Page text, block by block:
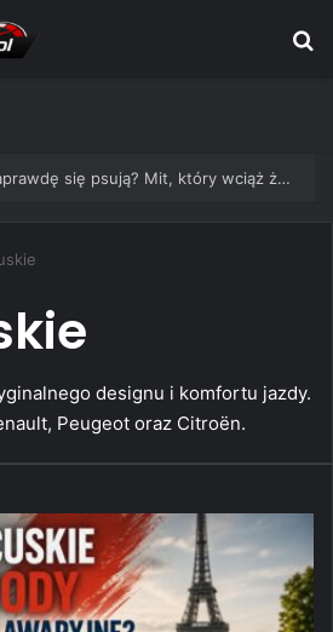
Czy włoskie auta naprawdę się psują? Mit, który wciąż żyje
designu i komfortu jazdy.
Peugeot oraz Citroën.